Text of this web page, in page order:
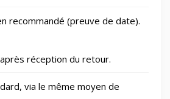
65
Lighting/Lighting fixtures
& Tablets
recommandé (preuve de date).
réception du retour.
via le même moyen de